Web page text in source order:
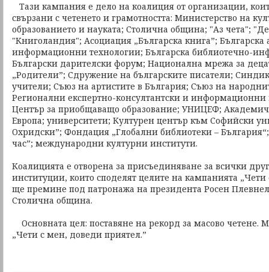
Тази кампания е дело на коалиция от организации,
свързани с четенето и грамотността: Министерство на
образованието и науката; Столична община; "Аз чета";
"Книголандия"; Асоциация „Българска книга”; Българска
информационни технологии; Българска библиотечно-
Български дарителски форум; Национална мрежа за
„Родители”; Сдружение на българските писатели;
учители; Съюз на артистите в България; Съюз на
Регионални експертно-консултантски и
Център за приобщаващо образование; УНИЦЕФ;
Европа; университети; Културен център към Софийски
Охридски”; Фондация „Глобални библиотеки –
час”; международни културни институти.
Коалицията е отворена за присъединяване за всички
институции, които споделят целите на кампанията
ще премине под патронажа на президента Росен
Столична община.
Основната цел: поставяне на рекорд за масово четене.
„Чети с мен, доведи приятел.”